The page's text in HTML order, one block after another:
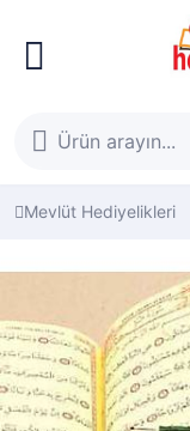
Mevlüt Hediyelikleri